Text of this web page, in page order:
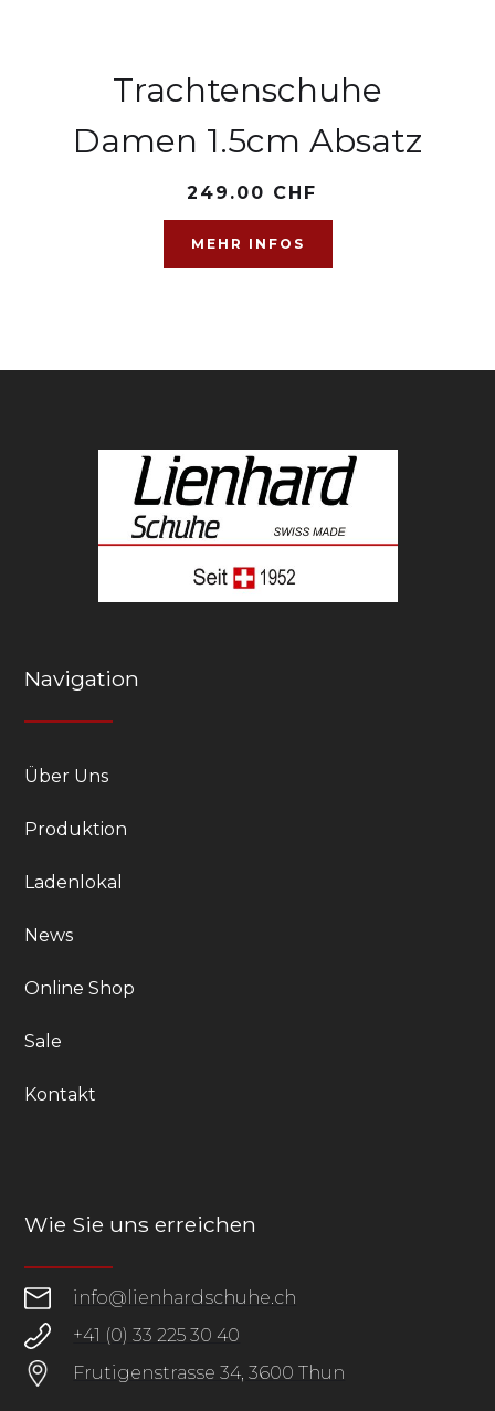
Trachtenschuhe
Damen 1.5cm Absatz
249.00 CHF
MEHR INFOS
Navigation
Über Uns
Produktion
Ladenlokal
News
Online Shop
Sale
Kontakt
Wie Sie uns erreichen
info@lienhardschuhe.ch
+41 (0) 33 225 30 40
Frutigenstrasse 34, 3600 Thun